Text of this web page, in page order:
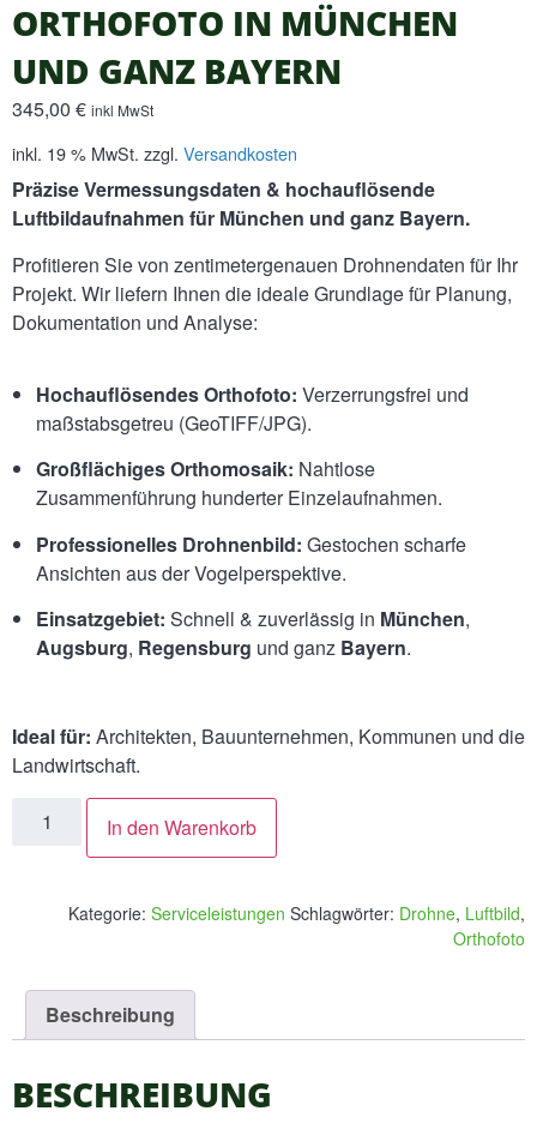
ORTHOFOTO IN MÜNCHEN
UND GANZ BAYERN
345,00 € inkl MwSt
inkl. 19 % MwSt. zzgl. Versandkosten
Präzise Vermessungsdaten & hochauflösende
Luftbildaufnahmen für München und ganz Bayern.
Profitieren Sie von zentimetergenauen Drohnendaten für Ihr
Projekt. Wir liefern Ihnen die ideale Grundlage für Planung,
Dokumentation und Analyse:
Hochauflösendes Orthofoto: Verzerrungsfrei und
maßstabsgetreu (GeoTIFF/JPG).
Großflächiges Orthomosaik: Nahtlose
Zusammenführung hunderter Einzelaufnahmen.
Professionelles Drohnenbild: Gestochen scharfe
Ansichten aus der Vogelperspektive.
Einsatzgebiet: Schnell & zuverlässig in München,
Augsburg, Regensburg und ganz Bayern.
Ideal für: Architekten, Bauunternehmen, Kommunen und die
Landwirtschaft.
In den Warenkorb
Kategorie: Serviceleistungen Schlagwörter: Drohne, Luftbild,
Orthofoto
Beschreibung
BESCHREIBUNG